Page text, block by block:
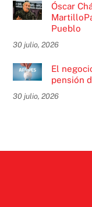
Óscar
Pueblo
30 julio, 2026
El
pensión
30 julio, 2026